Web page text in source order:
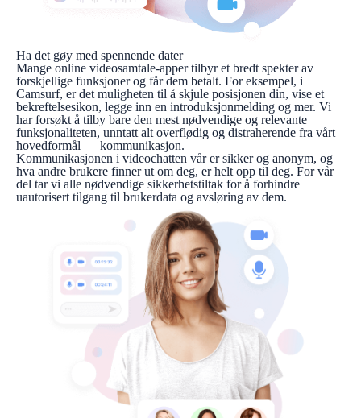
Ha det gøy med spennende dater
Mange online videosamtale-apper tilbyr et bredt spekter av
forskjellige funksjoner og får dem betalt. For eksempel, i
Camsurf, er det muligheten til å skjule posisjonen din, vise et
bekreftelsesikon, legge inn en introduksjonmelding og mer. Vi
har forsøkt å tilby bare den mest nødvendige og relevante
funksjonaliteten, unntatt alt overflødig og distraherende fra vårt
hovedformål — kommunikasjon.
Kommunikasjonen i videochatten vår er sikker og anonym, og
hva andre brukere finner ut om deg, er helt opp til deg. For vår
del tar vi alle nødvendige sikkerhetstiltak for å forhindre
uautorisert tilgang til brukerdata og avsløring av dem.